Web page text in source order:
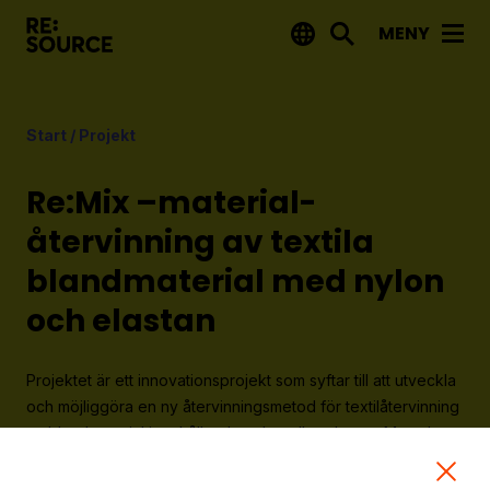
MENY
Tips på utlysningar
Projekt
Finansiering
Utlysningar
Start / Projekt
Re:Mix –material­
återvinning av textila
blandmaterial med nylon
och elastan
Projektet är ett innovationsprojekt som syftar till att utveckla
och möjliggöra en ny återvinningsmetod för textilåtervinning
av blandmaterial innehållande nylon eller elastan. Metoden
termomekaniska processer för att selektivt separera dessa